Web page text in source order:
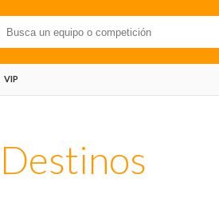
VIP
Destinos